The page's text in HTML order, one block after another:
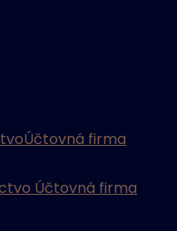
Účtovná firma
Účtovná firma